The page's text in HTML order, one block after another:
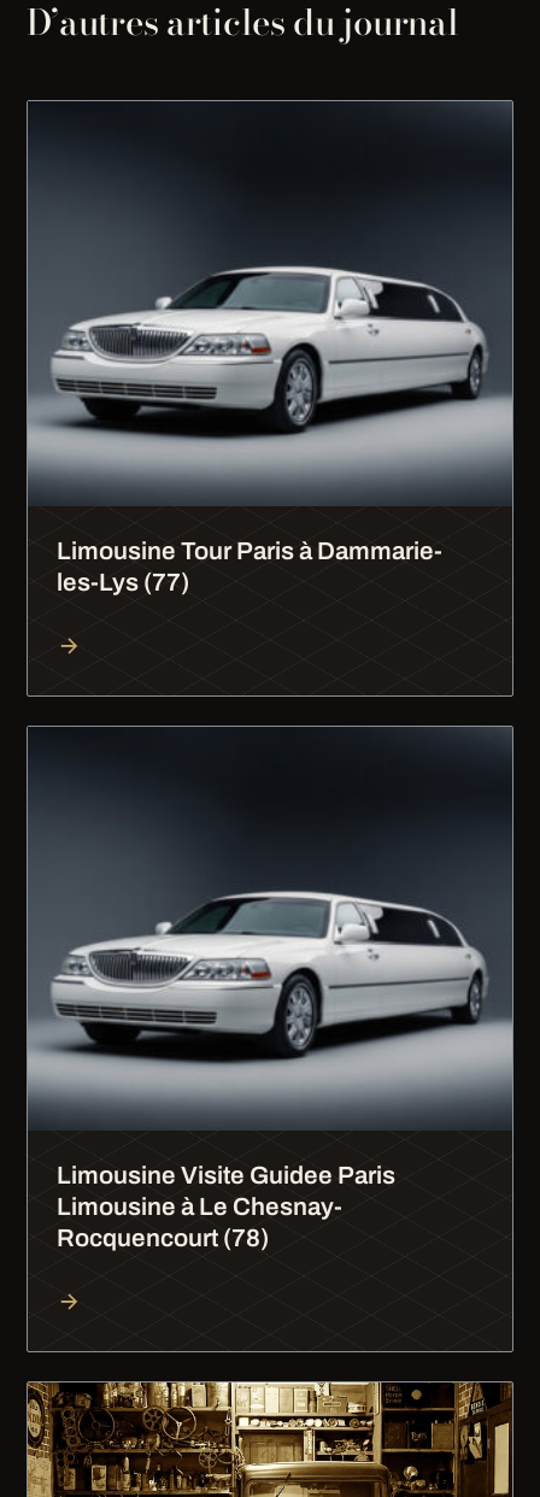
D’autres articles du journal
Limousine Tour Paris à Dammarie-
les-Lys (77)
Limousine Visite Guidee Paris
Limousine à Le Chesnay-
Rocquencourt (78)